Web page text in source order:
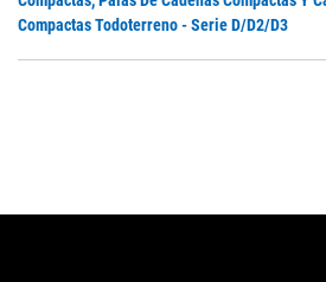
Compactas Todoterreno - Serie D/D2/D3